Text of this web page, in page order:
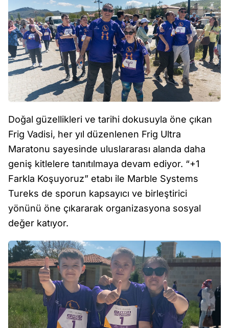
Doğal güzellikleri ve tarihi dokusuyla öne çıkan
Frig Vadisi, her yıl düzenlenen Frig Ultra
Maratonu sayesinde uluslararası alanda daha
geniş kitlelere tanıtılmaya devam ediyor. “+1
Farkla Koşuyoruz” etabı ile Marble Systems
Tureks de sporun kapsayıcı ve birleştirici
yönünü öne çıkararak organizasyona sosyal
değer katıyor.